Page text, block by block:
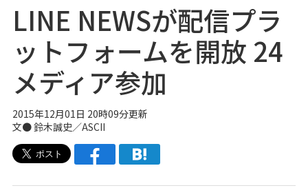
LINE NEWSが配信プラ
ットフォームを開放 24
メディア参加
2015年12月01日 20時09分更新
文● 鈴木誠史／ASCII